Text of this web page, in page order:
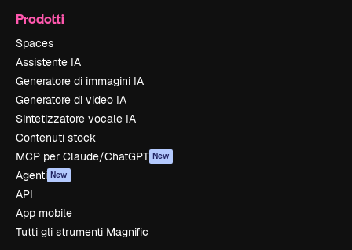
Prodotti
Spaces
Assistente IA
Generatore di immagini IA
Generatore di video IA
Sintetizzatore vocale IA
Contenuti stock
MCP per Claude/ChatGPT New
Agenti New
API
App mobile
Tutti gli strumenti Magnific